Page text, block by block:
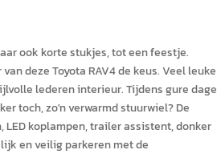
ook korte stukjes, tot een feestje.
deze Toyota RAV4 de keus. Veel leuke
lederen interieur. Tijdens gure
toch, zo'n verwarmd stuurwiel? De
koplampen, trailer assistent, donker
en veilig parkeren met de